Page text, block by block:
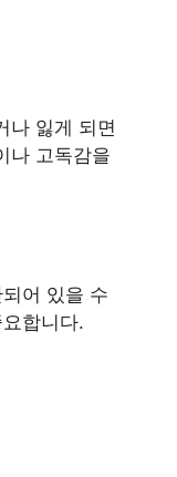
나 잃게 되면
나 고독감을
어 있을 수
합니다.